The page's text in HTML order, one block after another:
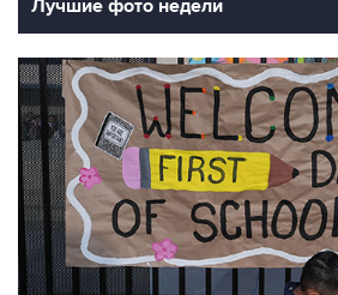
Лучшие фото недели